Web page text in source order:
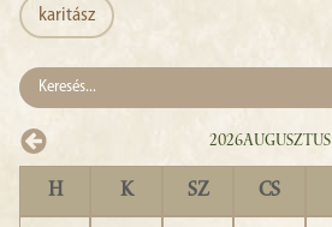
karitász
2026Augusztus
H K SZ CS